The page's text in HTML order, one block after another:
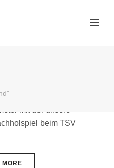
Kalenderjahres
beim TSV
MORE